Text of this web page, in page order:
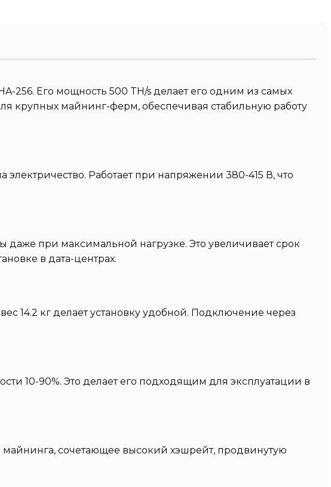
256. Его мощность 500 TH/s делает его одним из самых
крупных майнинг-ферм, обеспечивая стабильную работу
электричество. Работает при напряжении 380-415 В, что
при максимальной нагрузке. Это увеличивает срок
в дата-центрах.
14.2 кг делает установку удобной. Подключение через
10-90%. Это делает его подходящим для эксплуатации в
сочетающее высокий хэшрейт, продвинутую